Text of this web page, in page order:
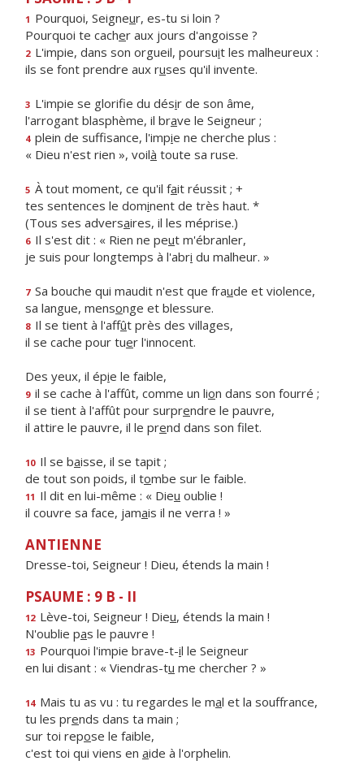
1 Pourquoi, Seigneur, es-tu si loin ?
Pourquoi te cacher aux jours d'angoisse ?
2 L'impie, dans son orgueil, poursuit les malheureux :
ils se font prendre aux ruses qu'il invente.
3 L'impie se glorifie du désir de son âme,
l'arrogant blasphème, il brave le Seigneur ;
4 plein de suffisance, l'impie ne cherche plus :
« Dieu n'est rien », voilà toute sa ruse.
5 À tout moment, ce qu'il fait réussit ; +
tes sentences le dominent de très haut. *
(Tous ses adversaires, il les méprise.)
6 Il s'est dit : « Rien ne peut m'ébranler,
je suis pour longtemps à l'abri du malheur. »
7 Sa bouche qui maudit n'est que fraude et violence,
sa langue, mensonge et blessure.
8 Il se tient à l'affût près des villages,
il se cache pour tuer l'innocent.
Des yeux, il épie le faible,
9 il se cache à l'affût, comme un lion dans son fourré ;
il se tient à l'affût pour surprendre le pauvre,
il attire le pauvre, il le prend dans son filet.
10 Il se baisse, il se tapit ;
de tout son poids, il tombe sur le faible.
11 Il dit en lui-même : « Dieu oublie !
il couvre sa face, jamais il ne verra ! »
ANTIENNE
Dresse-toi, Seigneur ! Dieu, étends la main !
PSAUME : 9 B - II
12 Lève-toi, Seigneur ! Dieu, étends la main !
N'oublie pas le pauvre !
13 Pourquoi l'impie brave-t-il le Seigneur
en lui disant : « Viendras-tu me chercher ? »
14 Mais tu as vu : tu regardes le mal et la souffrance,
tu les prends dans ta main ;
sur toi repose le faible,
c'est toi qui viens en aide à l'orphelin.